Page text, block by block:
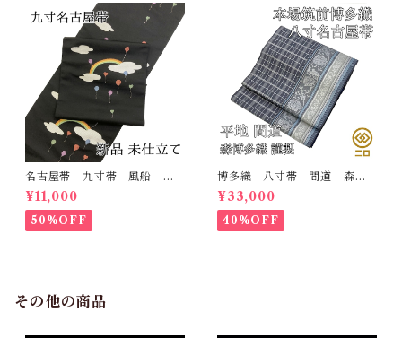
名古屋帯 九寸帯 風船
雲 虹 正絹 日本製 九寸
名古屋帯
¥11,000
50%OFF
博多織 八寸帯 間道 森博
多織 正絹 日本製 未仕立
て 名古屋帯
¥33,000
40%OFF
その他の商品